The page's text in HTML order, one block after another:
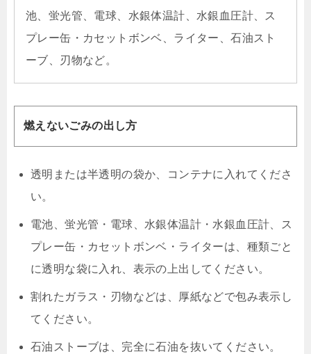
池、蛍光管、電球、水銀体温計、水銀血圧計、ス
プレー缶・カセットボンベ、ライター、石油スト
ーブ、刃物など。
燃えないごみの出し方
透明または半透明の袋か、コンテナに入れてくださ
い。
電池、蛍光管・電球、水銀体温計・水銀血圧計、ス
プレー缶・カセットボンベ・ライターは、種類ごと
に透明な袋に入れ、表示の上出してください。
割れたガラス・刃物などは、厚紙などで包み表示し
てください。
石油ストーブは、完全に石油を抜いてください。